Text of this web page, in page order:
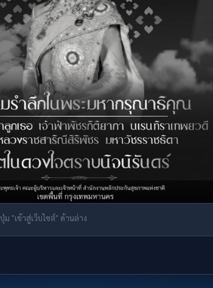
"เข้าสู่เว็บไซต์" ด้านล่าง